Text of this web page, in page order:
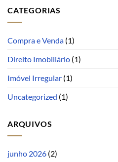
CATEGORIAS
Compra e Venda (1)
Direito Imobiliário (1)
Imóvel Irregular (1)
Uncategorized (1)
ARQUIVOS
junho 2026 (2)